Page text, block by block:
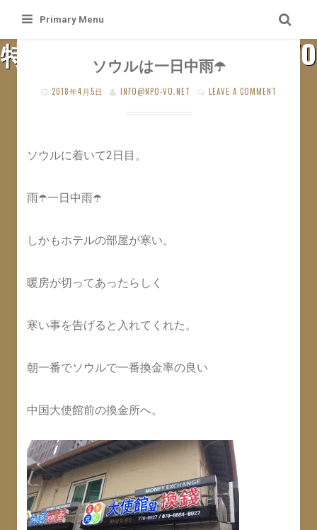
content
Primary Menu
特定非営利活動法人 札幌VO
ソウルは一日中雨☂️
2018年4月5日 INFO@NPO-VO.NET LEAVE A COMMENT
ソウルに着いて2日目。
雨☂️一日中雨☂️
しかもホテルの部屋が寒い。
暖房が切ってあったらしく
寒い事を告げると入れてくれた。
朝一番でソウルで一番換金率の良い
中国大使館前の換金所へ。